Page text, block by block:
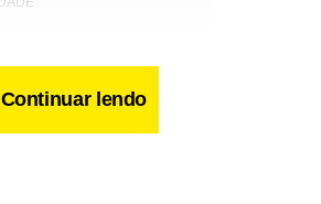
Continuar lendo